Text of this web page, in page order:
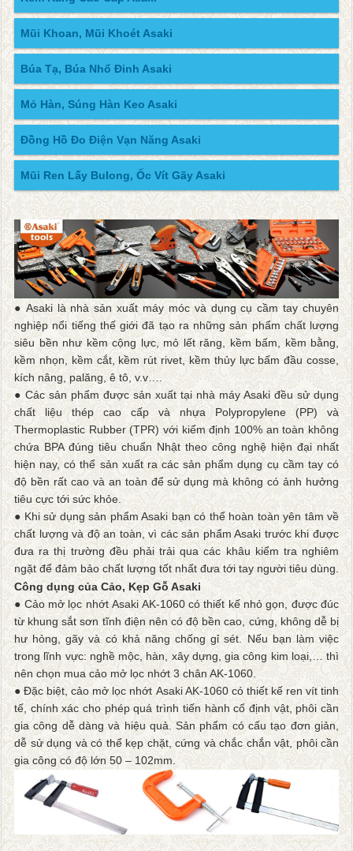
Mũi Khoan, Mũi Khoét Asaki
Búa Tạ, Búa Nhổ Đinh Asaki
Mỏ Hàn, Súng Hàn Keo Asaki
Đồng Hồ Đo Điện Vạn Năng Asaki
Mũi Ren Lấy Bulong, Ốc Vít Gãy Asaki
● Asaki là nhà sản xuất máy móc và dụng cụ cầm tay chuyên
nghiệp nổi tiếng thế giới đã tạo ra những sản phẩm chất lượng
siêu bền như kềm cộng lực, mỏ lết răng, kềm bấm, kềm bằng,
kềm nhọn, kềm cắt, kềm rút rivet, kềm thủy lực bấm đầu cosse,
kích nâng, palăng, ê tô, v.v….
● Các sản phẩm được sản xuất tại nhà máy Asaki đều sử dụng
chất liệu thép cao cấp và nhựa Polypropylene (PP) và
Thermoplastic Rubber (TPR) với kiểm định 100% an toàn không
chứa BPA đúng tiêu chuẩn Nhật theo công nghệ hiện đại nhất
hiện nay, có thể sản xuất ra các sản phẩm dụng cụ cầm tay có
độ bền rất cao và an toàn để sử dụng mà không có ảnh hưởng
tiêu cực tới sức khỏe.
● Khi sử dụng sản phẩm Asaki bạn có thể hoàn toàn yên tâm về
chất lượng và độ an toàn, vì các sản phẩm Asaki trước khi được
đưa ra thị trường đều phải trải qua các khâu kiểm tra nghiêm
ngặt để đảm bảo chất lượng tốt nhất đưa tới tay người tiêu dùng.
Công dụng của Cảo, Kẹp Gỗ Asaki
● Cảo mở lọc nhớt Asaki AK-1060 có thiết kế nhỏ gọn, được đúc
từ khung sắt sơn tĩnh điện nên có độ bền cao, cứng, không dễ bị
hư hỏng, gãy và có khả năng chống gỉ sét. Nếu bạn làm việc
trong lĩnh vực: nghề mộc, hàn, xây dựng, gia công kim loại,… thì
nên chọn mua cảo mở lọc nhớt 3 chân AK-1060.
● Đặc biệt, cảo mở lọc nhớt Asaki AK-1060 có thiết kế ren vít tinh
tế, chính xác cho phép quá trình tiến hành cố định vật, phôi cần
gia công dễ dàng và hiệu quả. Sản phẩm có cấu tạo đơn giản,
dễ sử dụng và có thể kẹp chặt, cứng và chắc chắn vật, phôi cần
gia công có độ lớn 50 – 102mm.